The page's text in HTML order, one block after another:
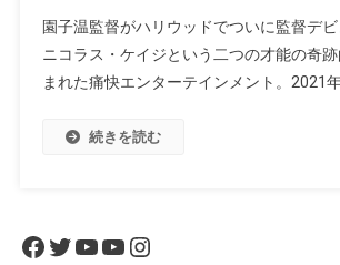
園子温監督がハリウッドでついに監督デ
ニコラス・ケイジという二つの才能の奇
まれた痛快エンターテインメント。2021
続きを読む
Facebook
Twitter
YouTube
YouTube
Instagram